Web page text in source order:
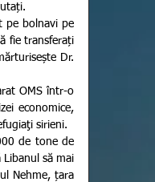
fie transferați
Dr.
economice,
sirieni.
să mai
Nehme, țara